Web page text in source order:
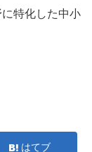
特化した中小
はてブ